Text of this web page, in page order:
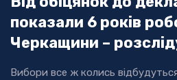
показали 6 років
Черкащини –
Вибори все ж колись